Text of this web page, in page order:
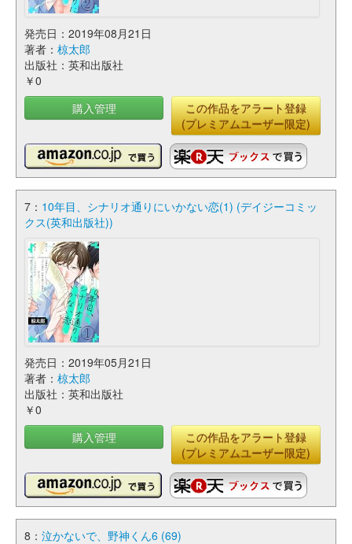
発売日：2019年08月21日
著者： 椋太郎
出版社：英和出版社
￥0
購入管理
この作品をアラート登録
(プレミアムユーザー限定)
7： 10年目、シナリオ通りにいかない恋(1) (デイジーコミッ
クス(英和出版社))
発売日：2019年05月21日
著者： 椋太郎
出版社：英和出版社
￥0
購入管理
この作品をアラート登録
(プレミアムユーザー限定)
8： 泣かないで、野神くん6 (69)